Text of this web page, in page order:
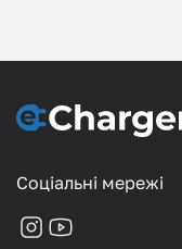
Соціальні мережі